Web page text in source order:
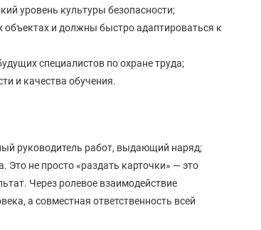
уровень культуры безопасности;
объектах и должны быстро адаптироваться к
специалистов по охране труда;
и качества обучения.
руководитель работ, выдающий наряд;
Это не просто «раздать карточки» — это
Через ролевое взаимодействие
а совместная ответственность всей